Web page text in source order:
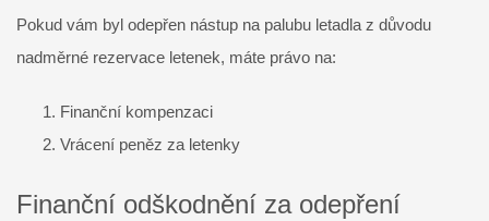
Pokud vám byl odepřen nástup na palubu letadla z důvodu
nadměrné rezervace letenek, máte právo na:
Finanční kompenzaci
Vrácení peněz za letenky
Finanční odškodnění za odepření